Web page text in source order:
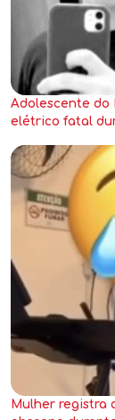
Adolescente do
elétrico fatal
Mulher registra